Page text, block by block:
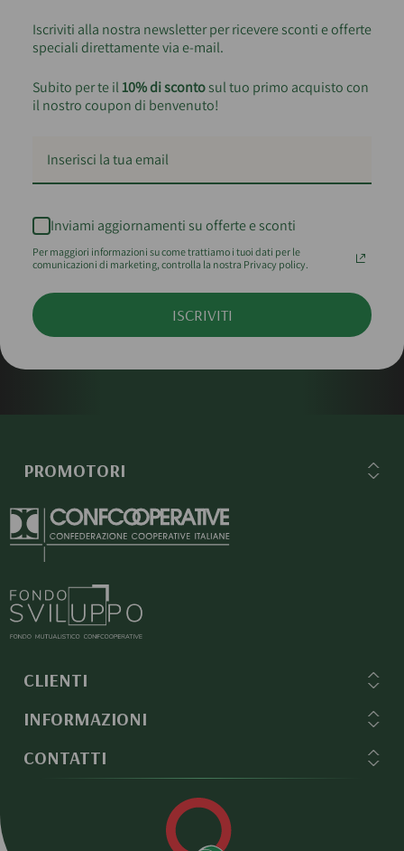
Iscriviti alla nostra newsletter per ricevere sconti e offerte
speciali direttamente via e-mail.
Subito per te il10% di scontosul tuo primo acquisto con
il nostro coupon di benvenuto!
Inviami aggiornamenti su offerte e sconti
Per maggiori informazioni su come trattiamo i tuoi dati per le
comunicazioni di marketing, controlla la nostra Privacy policy.
ISCRIVITI
PROMOTORI
CLIENTI
INFORMAZIONI
CONTATTI